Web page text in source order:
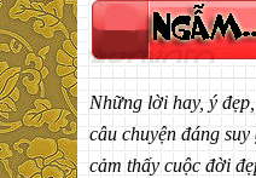
Những lời hay, ý
câu chuyện đáng
cảm thấy cuộc đời